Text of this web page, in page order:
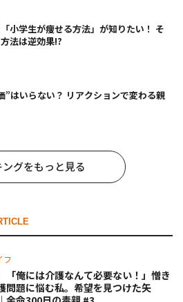
小学生が痩せる方法」が知りたい！ そ
法は逆効果!?
”はいらない？ リアクションで変わる親
グをもっと見る
フ
「俺には介護なんて必要ない！」憎き
問題に悩む私。希望を見つけた矢